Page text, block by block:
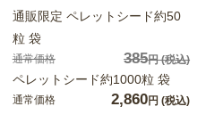
通販限定 ペレットシード約50
粒 袋
通常価格 385円(税込)
ペレットシード約1000粒 袋
通常価格 2,860円 (税込)